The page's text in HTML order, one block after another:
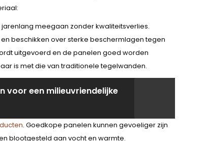
meegaan zonder kwaliteitsverlies.
beschikken over sterke beschermlagen tegen
uitgevoerd en de panelen goed worden
is met die van traditionele tegelwanden.
voor een milieuvriendelijke
. Goedkope panelen kunnen gevoeliger zijn
blootgesteld aan vocht en warmte.